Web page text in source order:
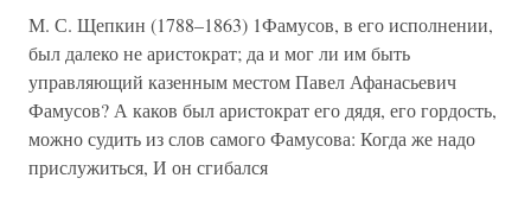
М. С. Щепкин (1788–1863) 1Фамусов, в его исполнении,
был далеко не аристократ; да и мог ли им быть
управляющий казенным местом Павел Афанасьевич
Фамусов? А каков был аристократ его дядя, его гордость,
можно судить из слов самого Фамусова: Когда же надо
прислужиться, И он сгибался